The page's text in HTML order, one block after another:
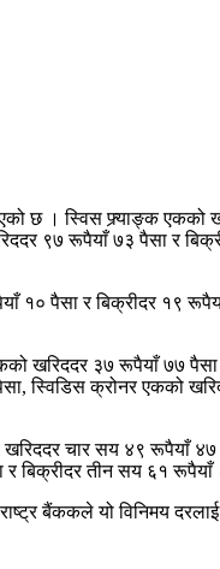
छ । स्विस फ्र्याङ्क
९७ रूपैयाँ ७३ पैसा र
१० पैसा र बिक्रीदर १९
खरिददर ३७ रूपैयाँ ७७
स्विडिस क्रोनर एकको
चार सय ४९ रूपैयाँ ४७
तीन सय ६१ रूपैयाँ
बैंककले यो विनिमय